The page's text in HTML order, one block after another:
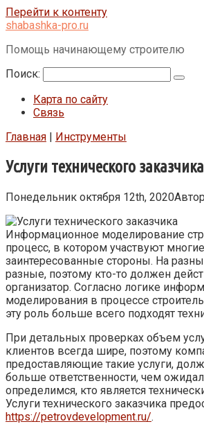
Перейти к контенту
shabashka-pro.ru
Помощь начинающему строителю
Поиск:
Карта по сайту
Связь
Главная | Инструменты
Услуги технического заказчика
Понедельник октября 12th, 2020
Информационное моделирование
процесс, в котором участвуют многие
заинтересованные стороны. На
разные, поэтому кто-то должен
организатор. Согласно логике
моделирования в процессе
эту роль больше всего подходят
При детальных проверках объем
клиентов всегда шире, поэтому
предоставляющие такие услуги,
больше ответственности, чем
определимся, кто является
Услуги технического заказчика
https://petrovdevelopment.ru/.